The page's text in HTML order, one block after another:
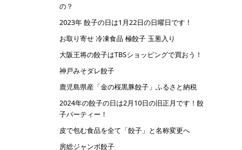
の？
2023年 餃子の日は1月22日の日曜日です！
お取り寄せ 冷凍食品 極餃子 玉葱入り
大阪王将の餃子はTBSショッピングで買おう！
神戸みそダレ餃子
鹿児島県産「金の桜黒豚餃子」ふるさと納税
2024年の餃子の日は2月10日の旧正月です！餃
子パーティー！
皮で包む食品を全て「餃子」と名称変更へ
房総ジャンボ餃子